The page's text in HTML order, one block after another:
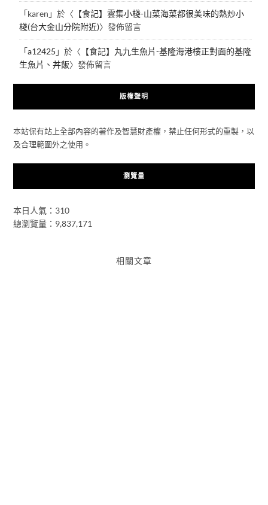
「karen 」於〈 【食記】雲集小棧-山菜海菜都很美味的熱炒小
棧(台大金山分院附近)〉發佈留言
「a12425 」於〈 【食記】丸九生魚片-基隆海港樓正對面的基隆
生魚片、丼飯〉發佈留言
版權聲明
本站保有站上全部內容的著作及智慧財產權，禁止任何形式的重製，以
及合理範圍外之使用。
瀏覽量
本日人氣：310
總瀏覽量：9,837,171
相關文章